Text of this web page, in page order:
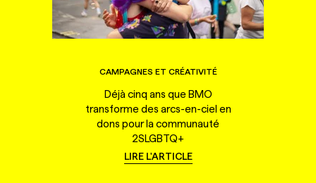
CAMPAGNES ET CRÉATIVITÉ
Déjà cinq ans que BMO
transforme des arcs-en-ciel en
dons pour la communauté
2SLGBTQ+
LIRE L'ARTICLE